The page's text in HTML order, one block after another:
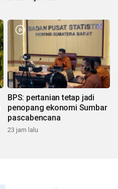
BPS: pertanian tetap jadi
penopang ekonomi Sumbar
pascabencana
23 jam lalu